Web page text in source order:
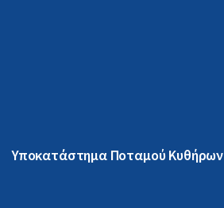
Υποκατάστημα Ποταμού Κυθήρων